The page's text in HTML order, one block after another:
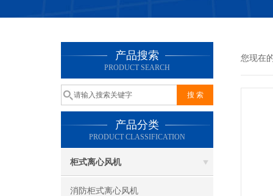
产品搜索
PRODUCT SEARCH
产品分类
PRODUCT CLASSIFICATION
柜式离心风机
消防柜式离心风机
您现在